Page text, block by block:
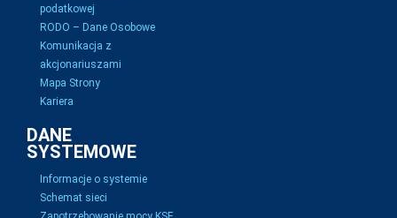
podatkowej
RODO – Dane Osobowe
Komunikacja z
akcjonariuszami
Mapa Strony
Kariera
DANE
SYSTEMOWE
Informacje o systemie
Schemat sieci